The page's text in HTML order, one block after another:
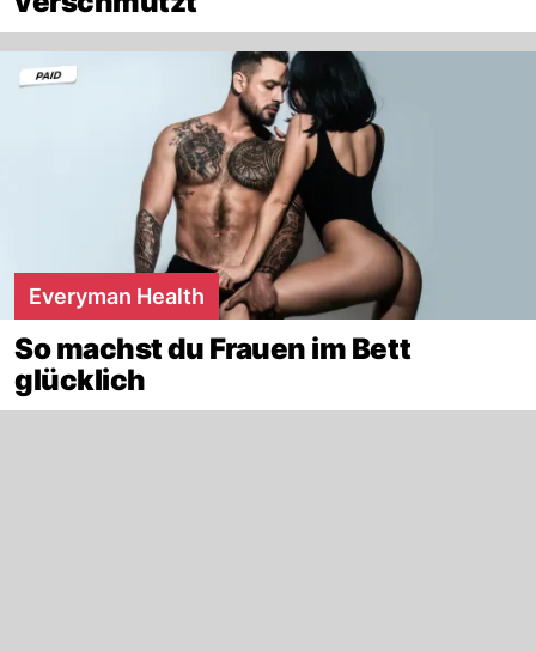
Everyman Health
So machst du Frauen im Bett
glücklich